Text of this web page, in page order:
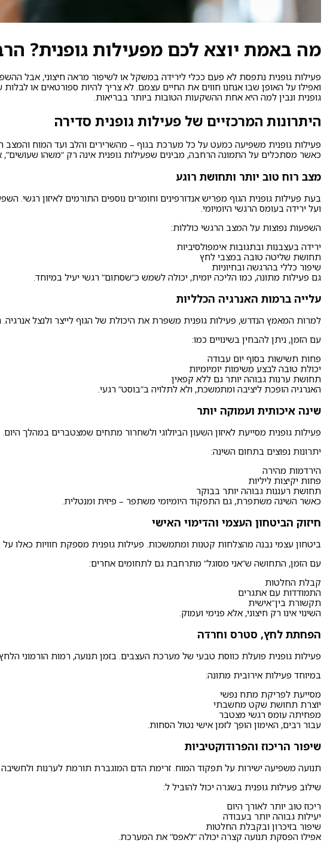
מה באמת יוצא לכם מפעילות גופנית?
פעילות גופנית נתפסת לא פעם ככלי לירידה במשקל או לשיפור מראה חיצוני, אבל
ואפילו על האופן שבו אנחנו חווים את החיים עצמם. לא צריך להיות ספורטאים או
גופנית ונבין למה היא אחת ההשקעות הטובות ביותר בבריאות.
היתרונות המרכזיים של פעילות גופנית סדירה
פעילות גופנית משפיעה כמעט על כל מערכת בגוף – מהשרירים והלב ועד המוח והמצב
כאשר מסתכלים על התמונה הרחבה, מבינים שפעילות גופנית אינה רק “משהו
מצב רוח טוב יותר ותחושת רוגע
בעת פעילות גופנית הגוף מפריש אנדורפינים וחומרים נוספים התורמים לאיזון רגשי.
ועל ירידה בעומס הרגשי היומיומי.
השפעות נפוצות על המצב הרגשי כוללות:
ירידה בעצבנות ובתגובות אימפולסיביות
תחושת שליטה טובה במצבי לחץ
שיפור כללי בהרגשה ובחיוניות
גם פעילות מתונה, כמו הליכה יומית, יכולה לשמש כ“שסתום” רגשי יעיל במיוחד.
עלייה ברמות האנרגיה הכלליות
למרות המאמץ הנדרש, פעילות גופנית משפרת את היכולת של הגוף לייצר ולנצל
עם הזמן, ניתן להבחין בשינויים כמו:
פחות תשישות בסוף יום עבודה
יכולת טובה לבצע משימות יומיומיות
תחושת ערנות גבוהה יותר גם ללא קפאין
האנרגיה הופכת ליציבה ומתמשכת, ולא לתלויה ב”בוסט” רגעי.
שינה איכותית ועמוקה יותר
פעילות גופנית מסייעת לאיזון השעון הביולוגי ולשחרור מתחים שמצטברים במהלך
יתרונות נפוצים בתחום השינה:
הירדמות מהירה
פחות יקיצות ליליות
תחושת רעננות גבוהה יותר בבוקר
כאשר השינה משתפרת, גם התפקוד היומיומי משתפר – פיזית ומנטלית.
חיזוק הביטחון העצמי והדימוי האישי
ביטחון עצמי נבנה מהצלחות קטנות ומתמשכות. פעילות גופנית מספקת חוויות כאלו
עם הזמן, התחושה ש”אני מסוגל” מתרחבת גם לתחומים אחרים:
קבלת החלטות
התמודדות עם אתגרים
תקשורת בין־אישית
השינוי אינו רק חיצוני, אלא פנימי ועמוק.
הפחתת לחץ, סטרס וחרדה
פעילות גופנית פועלת כווסת טבעי של מערכת העצבים. בזמן תנועה, רמות הורמוני הלחץ
במיוחד פעילות אירובית מתונה:
מסייעת לפריקת מתח נפשי
יוצרת תחושת שקט מחשבתי
מפחיתה עומס רגשי מצטבר
עבור רבים, האימון הופך לזמן אישי נטול הסחות.
שיפור הריכוז והפרודוקטיביות
תנועה משפיעה ישירות על תפקוד המוח. זרימת הדם המוגברת תורמת לערנות
שילוב פעילות גופנית בשגרה יכול להוביל ל:
ריכוז טוב יותר לאורך היום
יעילות גבוהה יותר בעבודה
שיפור בזיכרון ובקבלת החלטות
אפילו הפסקת תנועה קצרה יכולה “לאפס” את המערכת.